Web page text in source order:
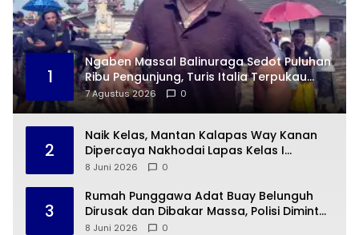
1
Ngaben Massal Balinuraga Sedot Puluhan
Ribu Pengunjung, Turis Italia Terpukau
dengan Budaya Indonesia
7 Agustus 2026 0
2
Naik Kelas, Mantan Kalapas Way Kanan
Dipercaya Nakhodai Lapas Kelas I
Cipinang
8 Juni 2026 0
3
Rumah Punggawa Adat Buay Belunguh
Dirusak dan Dibakar Massa, Polisi Diminta
Bertindak Cepat
8 Juni 2026 0